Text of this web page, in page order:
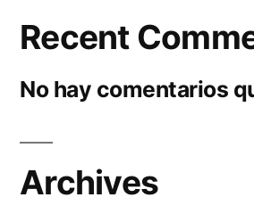
Recent
No hay comentarios
Archives